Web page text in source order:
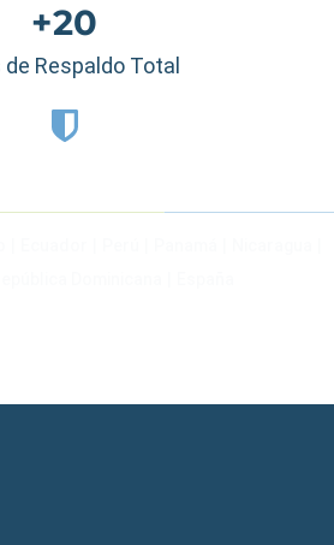
+20
Respaldo Total